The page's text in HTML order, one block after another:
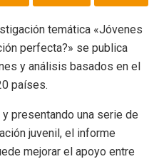
temática «Jóvenes
perfecta?» se publica
y análisis basados ​​en el
países.
presentando una serie de
juvenil, el informe
mejorar el apoyo entre